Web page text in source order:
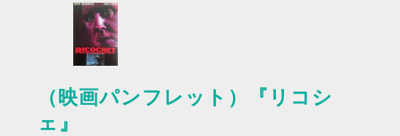
（映画パンフレット）『リコシ
ェ』